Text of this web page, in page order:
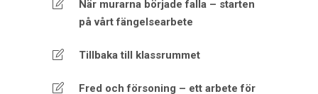
När murarna började falla – starten
på vårt fängelsearbete
Tillbaka till klassrummet
Fred och försoning – ett arbete för